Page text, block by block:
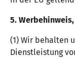
5.
(1) Wir behalten
Dienstleistung